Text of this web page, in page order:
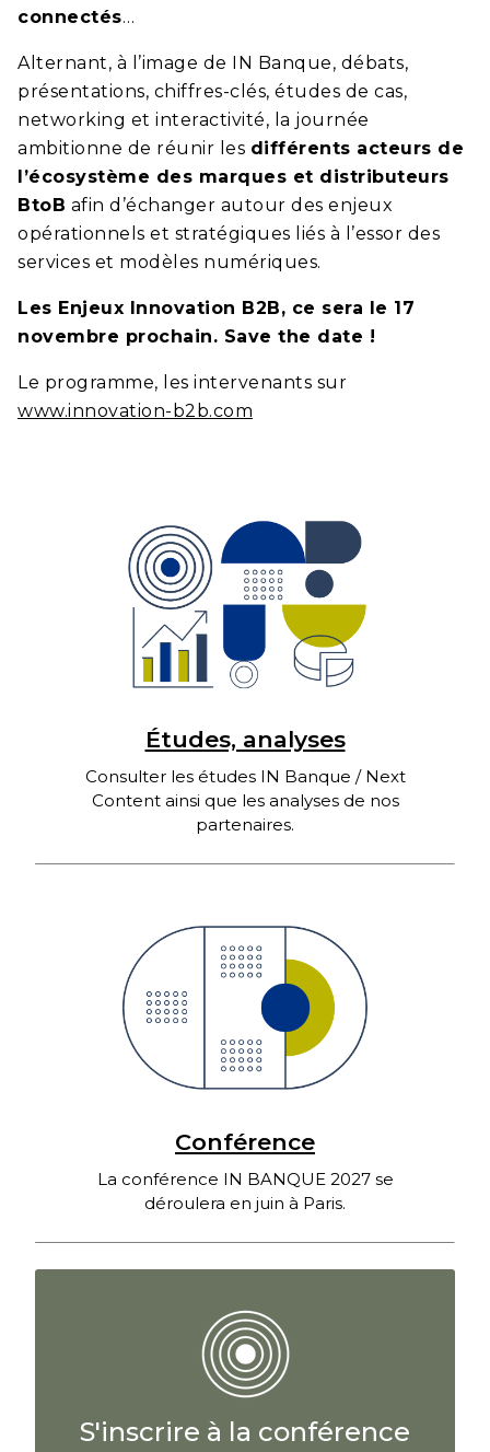
connectés…
Alternant, à l’image de IN Banque, débats,
présentations, chiffres-clés, études de cas,
networking et interactivité, la journée
ambitionne de réunir les différents acteurs de
l’écosystème des marques et distributeurs
BtoB afin d’échanger autour des enjeux
opérationnels et stratégiques liés à l’essor des
services et modèles numériques.
Les Enjeux Innovation B2B, ce sera le 17
novembre prochain. Save the date !
Le programme, les intervenants sur
www.innovation-b2b.com
Études, analyses
Consulter les études IN Banque / Next
Content ainsi que les analyses de nos
partenaires.
Conférence
La conférence IN BANQUE 2027 se
déroulera en juin à Paris.
S'inscrire à la conférence